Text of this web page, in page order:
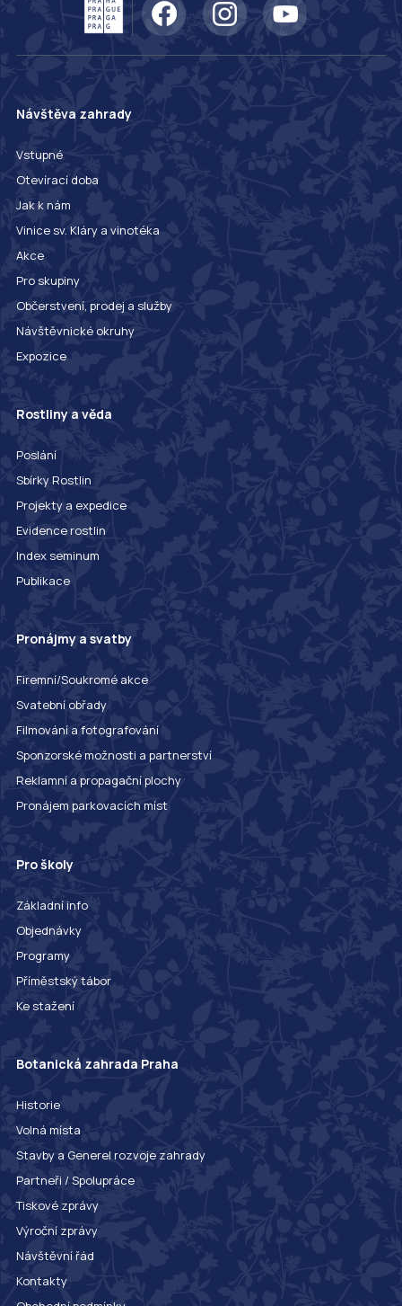
Návštěva zahrady
Vstupné
Otevírací doba
Jak k nám
Vinice sv. Kláry a vinotéka
Akce
Pro skupiny
Občerstvení, prodej a služby
Návštěvnické okruhy
Expozice
Rostliny a věda
Poslání
Sbírky Rostlin
Projekty a expedice
Evidence rostlin
Index seminum
Publikace
Pronájmy a svatby
Firemní/Soukromé akce
Svatební obřady
Filmování a fotografování
Sponzorské možnosti a partnerství
Reklamní a propagační plochy
Pronájem parkovacích míst
Pro školy
Základní info
Objednávky
Programy
Příměstský tábor
Ke stažení
Botanická zahrada Praha
Historie
Volná místa
Stavby a Generel rozvoje zahrady
Partneři / Spolupráce
Tiskové zprávy
Výroční zprávy
Návštěvní řád
Kontakty